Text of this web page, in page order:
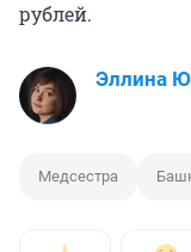
рублей.
Эллина
Медсестра